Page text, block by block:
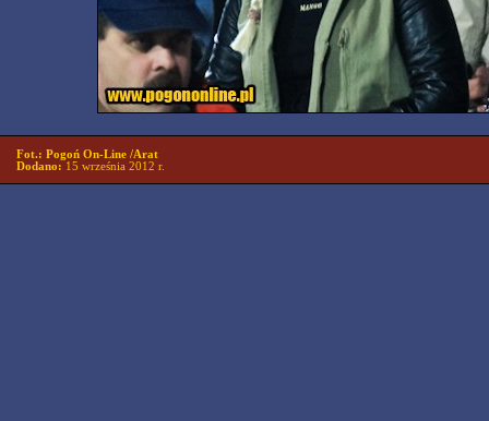
Fot.: Pogoń On-Line /Arat
Dodano: 15 września 2012 r.